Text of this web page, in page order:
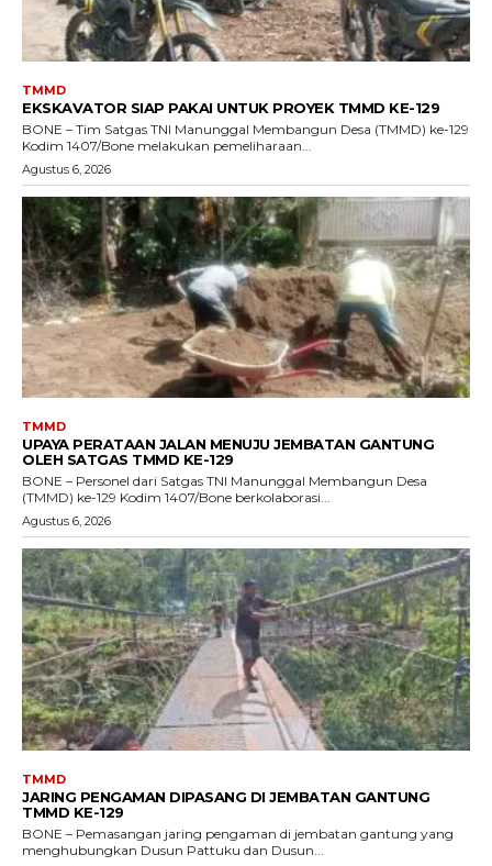
TMMD
EKSKAVATOR SIAP PAKAI UNTUK PROYEK TMMD KE-129
BONE – Tim Satgas TNI Manunggal Membangun Desa (TMMD) ke-129
Kodim 1407/Bone melakukan pemeliharaan...
Agustus 6, 2026
TMMD
UPAYA PERATAAN JALAN MENUJU JEMBATAN GANTUNG
OLEH SATGAS TMMD KE-129
BONE – Personel dari Satgas TNI Manunggal Membangun Desa
(TMMD) ke-129 Kodim 1407/Bone berkolaborasi...
Agustus 6, 2026
TMMD
JARING PENGAMAN DIPASANG DI JEMBATAN GANTUNG
TMMD KE-129
BONE – Pemasangan jaring pengaman di jembatan gantung yang
menghubungkan Dusun Pattuku dan Dusun...